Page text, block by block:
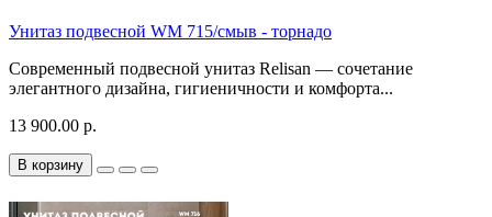
Унитаз подвесной WM 715/смыв - торнадо
Современный подвесной унитаз Relisan — сочетание
элегантного дизайна, гигиеничности и комфорта...
13 900.00 р.
В корзину